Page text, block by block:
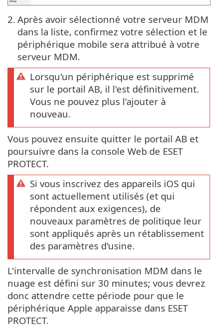
2. Après avoir sélectionné votre serveur MDM
dans la liste, confirmez votre sélection et le
périphérique mobile sera attribué à votre
serveur MDM.
Lorsqu'un périphérique est supprimé
sur le portail AB, il l'est définitivement.
Vous ne pouvez plus l'ajouter à
nouveau.
Vous pouvez ensuite quitter le portail AB et
poursuivre dans la console Web de ESET
PROTECT.
Si vous inscrivez des appareils iOS qui
sont actuellement utilisés (et qui
répondent aux exigences), de
nouveaux paramètres de politique leur
sont appliqués après un rétablissement
des paramètres d'usine.
L'intervalle de synchronisation MDM dans le
nuage est défini sur 30 minutes; vous devrez
donc attendre cette période pour que le
périphérique Apple apparaisse dans ESET
PROTECT.